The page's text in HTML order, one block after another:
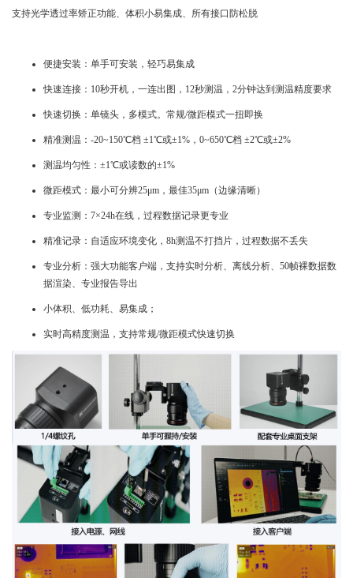
支持光学透过率矫正功能、体积小易集成、所有接口防松脱
便捷安装：单手可安装，轻巧易集成
快速连接：10秒开机，一连出图，12秒测温，2分钟达到测温精度要求
快速切换：单镜头，多模式。常规/微距模式一扭即换
精准测温：-20~150℃档 ±1℃或±1%，0~650℃档 ±2℃或±2%
测温均匀性：±1℃或读数的±1%
微距模式：最小可分辨25μm，最佳35μm（边缘清晰）
专业监测：7×24h在线，过程数据记录更专业
精准记录：自适应环境变化，8h测温不打挡片，过程数据不丢失
专业分析：强大功能客户端，支持实时分析、离线分析、50帧裸数据数
据渲染、专业报告导出
小体积、低功耗、易集成；
实时高精度测温，支持常规/微距模式快速切换